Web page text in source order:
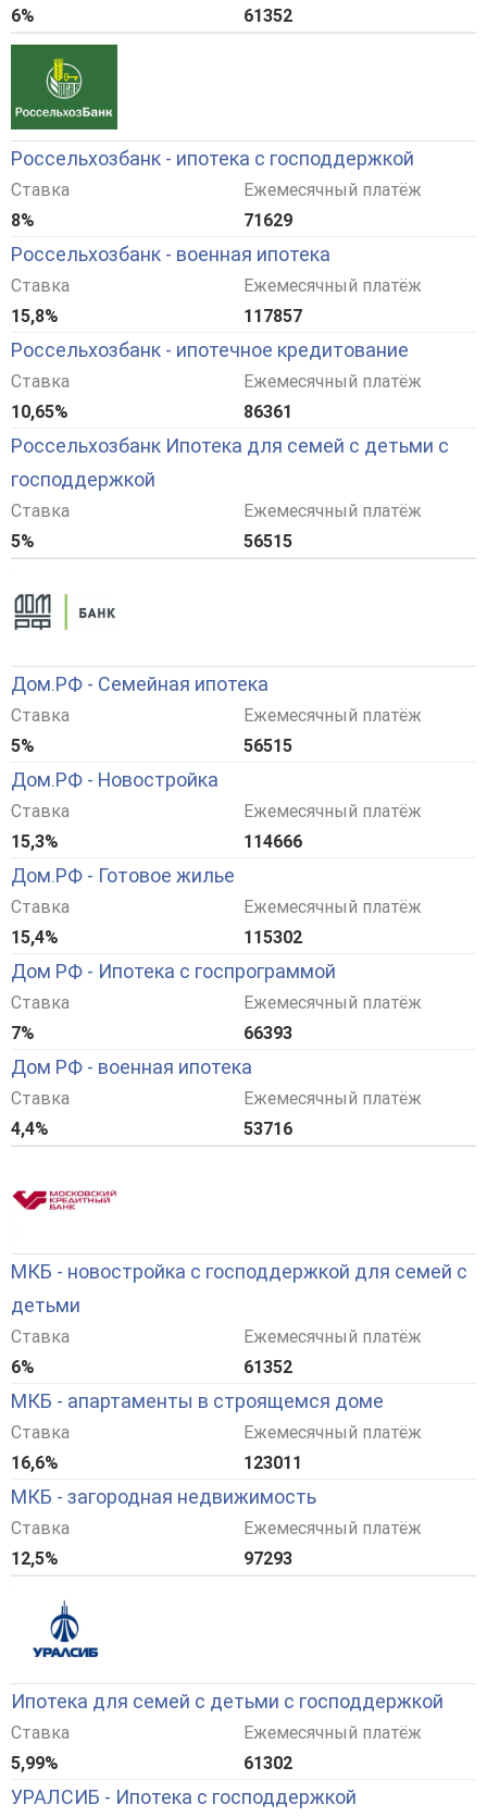
6%
61352
Россельхозбанк - ипотека с господдержкой
Ставка
8%
Ежемесячный платёж
71629
Россельхозбанк - военная ипотека
Ставка
15,8%
Ежемесячный платёж
117857
Россельхозбанк - ипотечное кредитование
Ставка
10,65%
Ежемесячный платёж
86361
Россельхозбанк Ипотека для семей с детьми с
господдержкой
Ставка
5%
Ежемесячный платёж
56515
Дом.РФ - Семейная ипотека
Ставка
5%
Ежемесячный платёж
56515
Дом.РФ - Новостройка
Ставка
15,3%
Ежемесячный платёж
114666
Дом.РФ - Готовое жилье
Ставка
15,4%
Ежемесячный платёж
115302
Дом РФ - Ипотека с госпрограммой
Ставка
7%
Ежемесячный платёж
66393
Дом РФ - военная ипотека
Ставка
4,4%
Ежемесячный платёж
53716
МКБ - новостройка с господдержкой для семей с
детьми
Ставка
6%
Ежемесячный платёж
61352
МКБ - апартаменты в строящемся доме
Ставка
16,6%
Ежемесячный платёж
123011
МКБ - загородная недвижимость
Ставка
12,5%
Ежемесячный платёж
97293
Ипотека для семей с детьми с господдержкой
Ставка
5,99%
Ежемесячный платёж
61302
УРАЛСИБ - Ипотека с господдержкой